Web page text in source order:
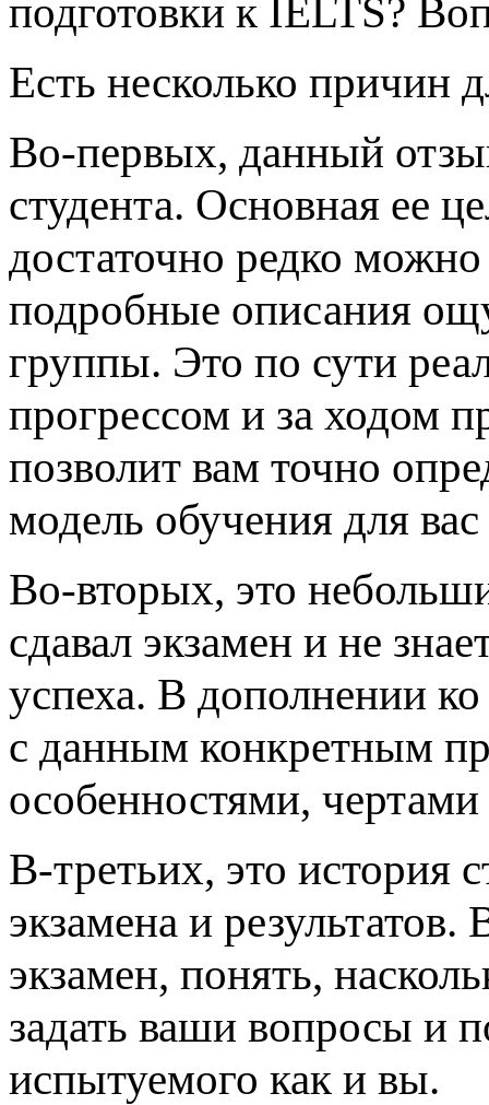
подготовки к IELTS?
Есть несколько причин
Во-первых, данный
студента. Основная ее
достаточно редко
подробные описания
группы. Это по сути
прогрессом и за ходом
позволит вам точно
модель обучения для
Во-вторых, это
сдавал экзамен и не
успеха. В дополнении
с данным конкретным
особенностями,
В-третьих, это история
экзамена и
экзамен, понять,
задать ваши вопросы и
испытуемого как и вы.